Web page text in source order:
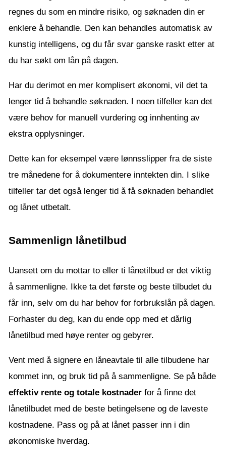
regnes du som en mindre risiko, og søknaden din er
enklere å behandle. Den kan behandles automatisk av
kunstig intelligens, og du får svar ganske raskt etter at
du har søkt om lån på dagen.
Har du derimot en mer komplisert økonomi, vil det ta
lenger tid å behandle søknaden. I noen tilfeller kan det
være behov for manuell vurdering og innhenting av
ekstra opplysninger.
Dette kan for eksempel være lønnsslipper fra de siste
tre månedene for å dokumentere inntekten din. I slike
tilfeller tar det også lenger tid å få søknaden behandlet
og lånet utbetalt.
Sammenlign lånetilbud
Uansett om du mottar to eller ti lånetilbud er det viktig
å sammenligne. Ikke ta det første og beste tilbudet du
får inn, selv om du har behov for forbrukslån på dagen.
Forhaster du deg, kan du ende opp med et dårlig
lånetilbud med høye renter og gebyrer.
Vent med å signere en låneavtale til alle tilbudene har
kommet inn, og bruk tid på å sammenligne. Se på både
effektiv rente og totale kostnader for å finne det
lånetilbudet med de beste betingelsene og de laveste
kostnadene. Pass og på at lånet passer inn i din
økonomiske hverdag.